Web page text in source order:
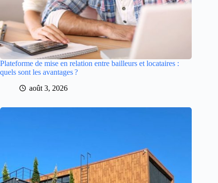
Plateforme de mise en relation entre bailleurs et locataires :
quels sont les avantages ?
août 3, 2026